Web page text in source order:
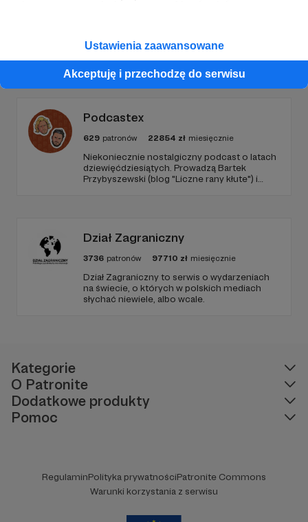
Ustawienia zaawansowane
Akceptuję i przechodzę do serwisu
Promowani autorzy
Podcastex
629 patronów 22854 zł miesięcznie
Niekoniecznie nostalgiczny podcast o latach
dziewięćdziesiątych. Prowadzą Bartek
Przybyszewski (blog "Liczne rany kłute") i
Tadeusz Drozda.
Dział Zagraniczny
3736 patronów 97710 zł miesięcznie
Dział Zagraniczny to serwis o wydarzeniach
na świecie, o których w polskich mediach
słychać niewiele, albo wcale.
Kategorie
O Patronite
Dodatkowe produkty
Pomoc
RegulaminPolityka prywatnościPatronite Commons
Warunki korzystania z serwisu